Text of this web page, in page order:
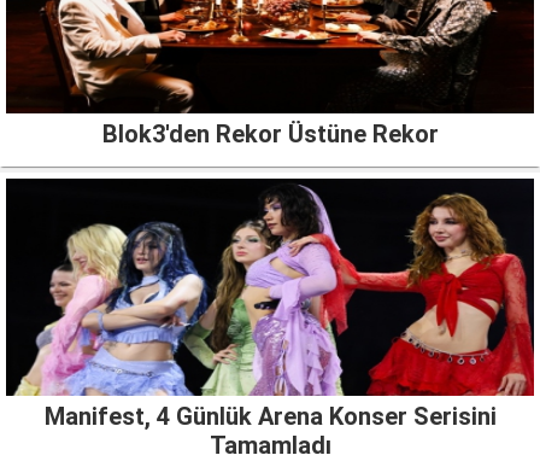
Blok3'den Rekor Üstüne Rekor
Manifest, 4 Günlük Arena Konser Serisini
Tamamladı